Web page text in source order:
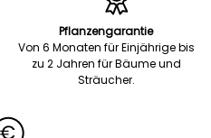
Pflanzengarantie
Von 6 Monaten für Einjährige bis
zu 2 Jahren für Bäume und
Sträucher.